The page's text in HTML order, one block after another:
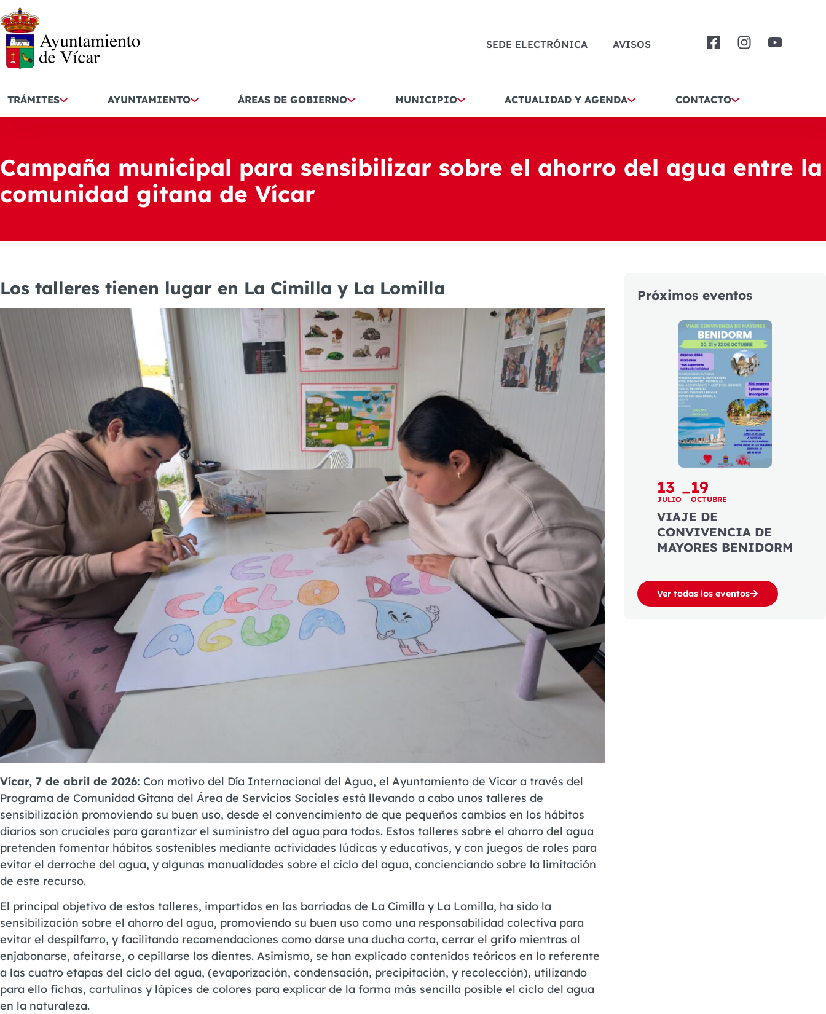
SEDE ELECTRÓNICA AVISOS
TRÁMITES AYUNTAMIENTO ÁREAS DE GOBIERNO MUNICIPIO ACTUALIDAD Y AGENDA CONTACTO
Campaña municipal para sensibilizar sobre el ahorro del agua entre la
comunidad gitana de Vícar
Los talleres tienen lugar en La Cimilla y La Lomilla
Vícar, 7 de abril de 2026: Con motivo del Día Internacional del Agua, el Ayuntamiento de Vicar a través del
Programa de Comunidad Gitana del Área de Servicios Sociales está llevando a cabo unos talleres de
sensibilización promoviendo su buen uso, desde el convencimiento de que pequeños cambios en los hábitos
diarios son cruciales para garantizar el suministro del agua para todos. Estos talleres sobre el ahorro del agua
pretenden fomentar hábitos sostenibles mediante actividades lúdicas y educativas, y con juegos de roles para
evitar el derroche del agua, y algunas manualidades sobre el ciclo del agua, concienciando sobre la limitación
de este recurso.
El principal objetivo de estos talleres, impartidos en las barriadas de La Cimilla y La Lomilla, ha sido la
sensibilización sobre el ahorro del agua, promoviendo su buen uso como una responsabilidad colectiva para
evitar el despilfarro, y facilitando recomendaciones como darse una ducha corta, cerrar el grifo mientras al
enjabonarse, afeitarse, o cepillarse los dientes. Asimismo, se han explicado contenidos teóricos en lo referente
a las cuatro etapas del ciclo del agua, (evaporización, condensación, precipitación, y recolección), utilizando
para ello fichas, cartulinas y lápices de colores para explicar de la forma más sencilla posible el ciclo del agua
en la naturaleza.
Próximos eventos
13
JULIO–19
OCTUBRE
VIAJE DE
CONVIVENCIA DE
MAYORES BENIDORM
Ver todas los eventos